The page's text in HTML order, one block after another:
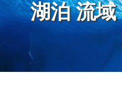
湖泊 流域